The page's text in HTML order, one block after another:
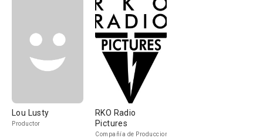
Lou Lusty
Productor
RKO Radio
Pictures
Compañía de Produccion